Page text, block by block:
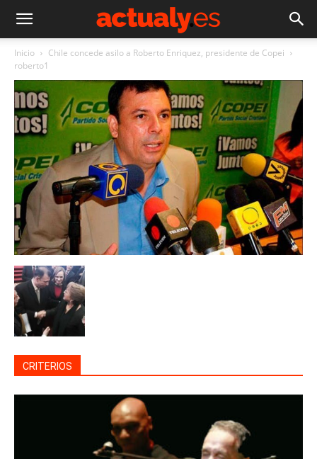
Inicio
Chile concede asilo a Roberto Enriquez, presidente de Copei
roberto1
CRITERIOS